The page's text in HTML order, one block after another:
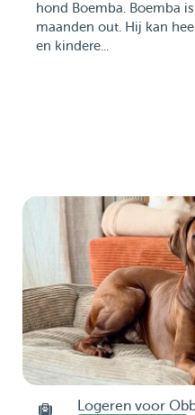
hond Boemba. Boemba
maanden out. Hij kan
en kindere...
Logeren voor